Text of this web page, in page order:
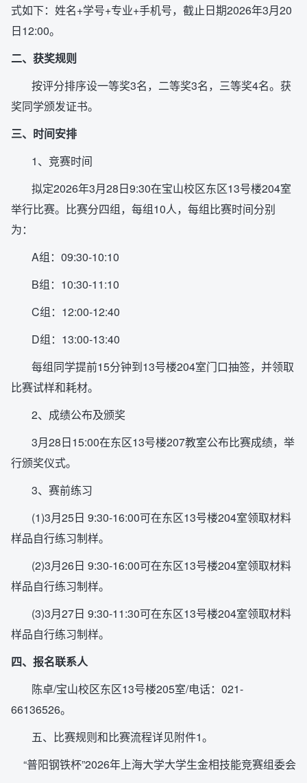
式如下：姓名+学号+专业+手机号，截止日期2026年3月20
日12:00。
二、获奖规则
按评分排序设一等奖3名，二等奖3名，三等奖4名。获
奖同学颁发证书。
三、时间安排
1、竞赛时间
拟定2026年3月28日9:30在宝山校区东区13号楼204室
举行比赛。比赛分四组，每组10人，每组比赛时间分别
为：
A组：09:30-10:10
B组：10:30-11:10
C组：12:00-12:40
D组：13:00-13:40
每组同学提前15分钟到13号楼204室门口抽签，并领取
比赛试样和耗材。
2、成绩公布及颁奖
3月28日15:00在东区13号楼207教室公布比赛成绩，举
行颁奖仪式。
3、赛前练习
(1)3月25日 9:30-16:00可在东区13号楼204室领取材料
样品自行练习制样。
(2)3月26日 9:30-16:00可在东区13号楼204室领取材料
样品自行练习制样。
(3)3月27日 9:30-11:30可在东区13号楼204室领取材料
样品自行练习制样。
四、报名联系人
陈卓/宝山校区东区13号楼205室/电话：021-
66136526。
五、比赛规则和比赛流程详见附件1。
“普阳钢铁杯”2026年上海大学大学生金相技能竞赛组委会